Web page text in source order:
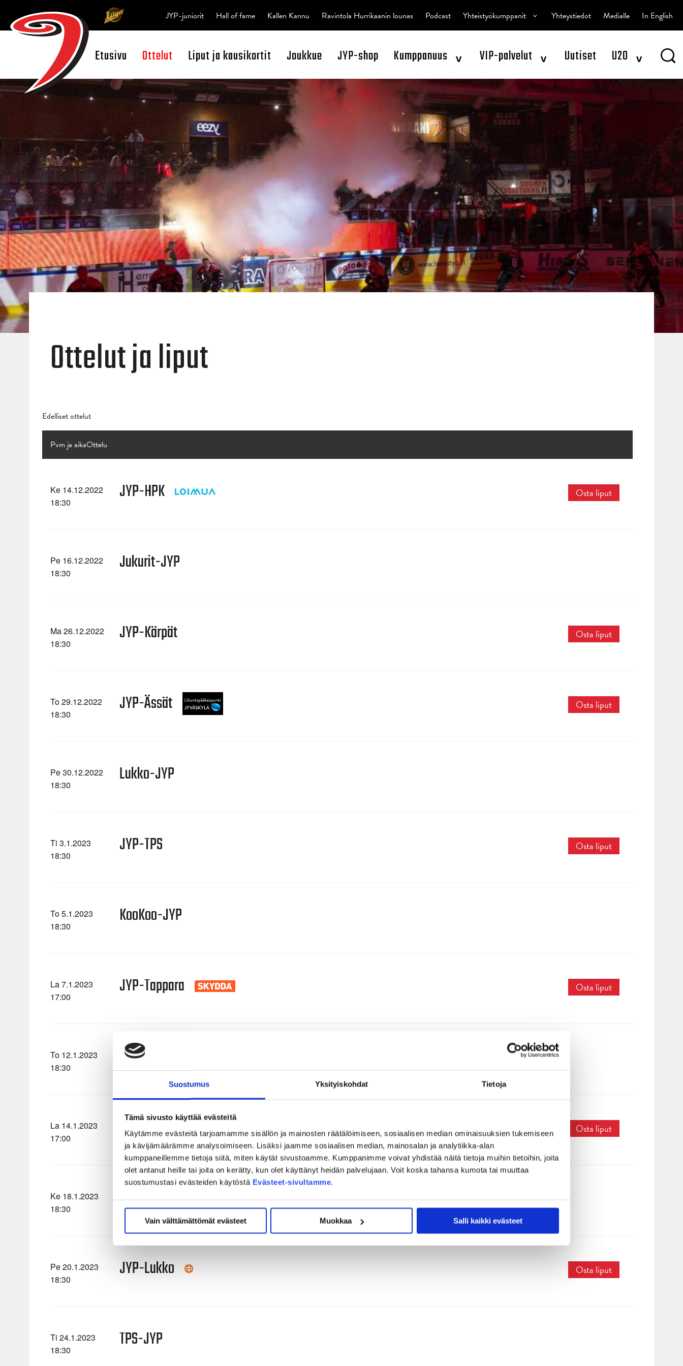
Suostumus Yksityiskohdat Tietoja
Tämä sivusto käyttää evästeitä
Käytämme evästeitä tarjoamamme sisällön ja mainosten räätälöimiseen, sosiaalisen median ominaisuuksien tukemiseen
ja kävijämäärämme analysoimiseen. Lisäksi jaamme sosiaalisen median, mainosalan ja analytiikka-alan
kumppaneillemme tietoja siitä, miten käytät sivustoamme. Kumppanimme voivat yhdistää näitä tietoja muihin tietoihin, joita
olet antanut heille tai joita on kerätty, kun olet käyttänyt heidän palvelujaan. Voit koska tahansa kumota tai muuttaa
suostumustasi evästeiden käytöstä Evästeet-sivultamme.
Vain välttämättömät evästeet Muokkaa Salli kaikki evästeet
Open Search
Etusivu Ottelut Liput ja kausikortit Joukkue JYP-shop Kumppanuus ^ VIP-palvelut ^ Uutiset U20 ^
JYP-juniorit Hall of fame Kallen Kannu Ravintola Hurrikaanin lounas Podcast Yhteistyökumppanit ^ Yhteystiedot Medialle In English
Ottelut ja liput
Edelliset ottelut
Pvm ja aikaOttelu
Ke 14.12.2022
18:30
JYP-HPK Osta liput
Pe 16.12.2022
18:30
Jukurit-JYP
Ma 26.12.2022
18:30
JYP-Kärpät Osta liput
To 29.12.2022
18:30
JYP-Ässät Osta liput
Pe 30.12.2022
18:30
Lukko-JYP
Ti 3.1.2023
18:30
JYP-TPS Osta liput
To 5.1.2023
18:30
KooKoo-JYP
La 7.1.2023
17:00
JYP-Tappara Osta liput
To 12.1.2023
18:30
SaiPa-JYP
La 14.1.2023
17:00
JYP-Ilves Osta liput
Ke 18.1.2023
18:30
HIFK-JYP
Pe 20.1.2023
18:30
JYP-Lukko Osta liput
Ti 24.1.2023
18:30
TPS-JYP